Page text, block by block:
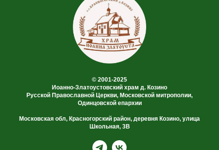
© 2001-2025
Иоанно-Златоустовский храм д. Козино
Русской Православной Церкви, Московской митрополии,
Одинцовской епархии
Московская обл, Красногорский район, деревня Козино, улица
Школьная, 3В